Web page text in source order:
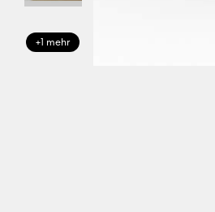
+1 mehr